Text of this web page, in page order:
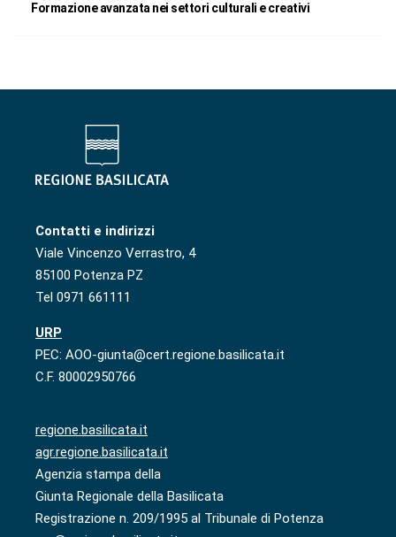
Formazione avanzata nei settori culturali e creativi
Contatti e indirizzi
Viale Vincenzo Verrastro, 4
85100 Potenza PZ
Tel 0971 661111
URP
PEC: AOO-giunta@cert.regione.basilicata.it
C.F. 80002950766
regione.basilicata.it
agr.regione.basilicata.it
Agenzia stampa della
Giunta Regionale della Basilicata
Registrazione n. 209/1995 al Tribunale di Potenza